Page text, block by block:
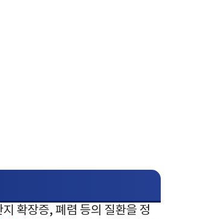
확장증, 폐렴 등의 질환을 정